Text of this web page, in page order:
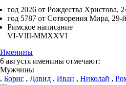
год 2026 от Рождества Христова,
год 5787 от Сотворения Мира, 29-
Римское написание
VI-VIII-MMXXVI
Именины
6 августя именины отмечают:
Мужчины
, Борис , Давид , Иван , Николай ,